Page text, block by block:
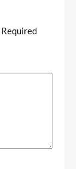
Required